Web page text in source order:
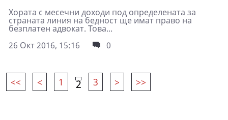
Хората с месечни доходи под определената за
страната линия на бедност ще имат право на
безплатен адвокат. Това...
26 Окт 2016, 15:16
0
<< < 1 2 3 > >>